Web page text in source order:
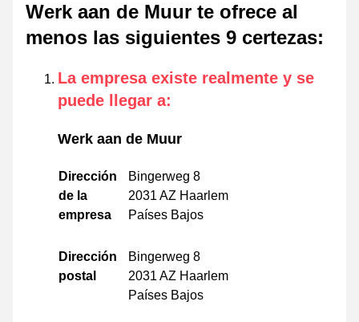
Werk aan de Muur te ofrece al
menos las siguientes 9 certezas:
La empresa existe realmente y se
puede llegar a:
Werk aan de Muur
Dirección
de la
empresa
Bingerweg 8
2031 AZ Haarlem
Países Bajos
Dirección
postal
Bingerweg 8
2031 AZ Haarlem
Países Bajos